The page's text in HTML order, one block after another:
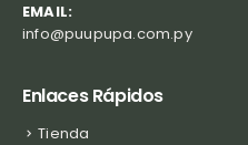
EMAIL:
info@puupupa.com.py
Enlaces Rápidos
Tienda